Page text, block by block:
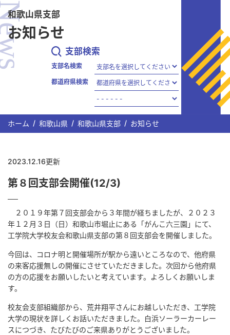
メインコンテンツまでスキップする
和歌山県支部
お知らせ
支部検索
支部名検索
都道府県検索
ホーム 和歌山県 和歌山県支部 お知らせ
2023.12.16更新
第８回支部会開催(12/3)
２０１９年第７回支部会から３年間が経ちましたが、２０２３
年１２月３日（日）和歌山市堀止にある「がんこ六三園」にて、
工学院大学校友会和歌山県支部の第８回支部会を開催しました。
今回は、コロナ明と開催場所が駅から遠いところなので、他府県
の来客応援無しの開催にさせていただきました。次回から他府県
の方の応援をお願いしたいと考えています。よろしくお願いしま
す。
校友会支部組織部から、荒井翔平さんにお越しいただき、工学院
大学の現状を詳しくお話いただきました。白浜ソーラーカーレー
スにつづき、たびたびのご来県ありがとうございました。